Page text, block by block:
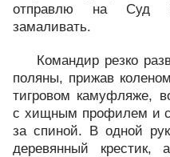
отправлю на Суд
замаливать.
Командир резко
поляны, прижав
тигровом камуфляже,
с хищным профилем и
за спиной. В одной
деревянный